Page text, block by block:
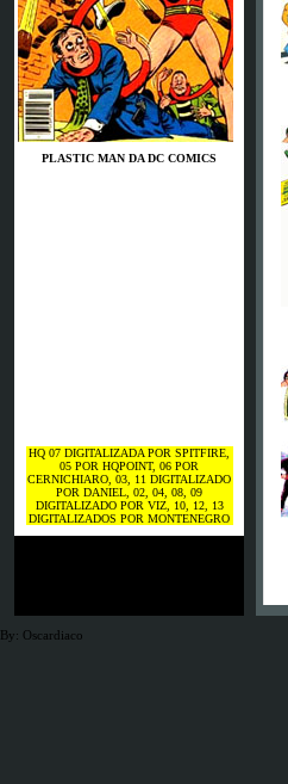
PLASTIC MAN DA DC COMICS
HQ 07 DIGITALIZADA POR SPITFIRE,
05 POR HQPOINT, 06 POR
CERNICHIARO, 03, 11 DIGITALIZADO
POR DANIEL, 02, 04, 08, 09
DIGITALIZADO POR VIZ, 10, 12, 13
DIGITALIZADOS POR MONTENEGRO
By: Oscardiaco